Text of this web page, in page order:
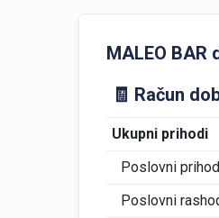
MALEO BAR
🧾 Račun
Ukupni prihodi
Poslovni
Poslovni